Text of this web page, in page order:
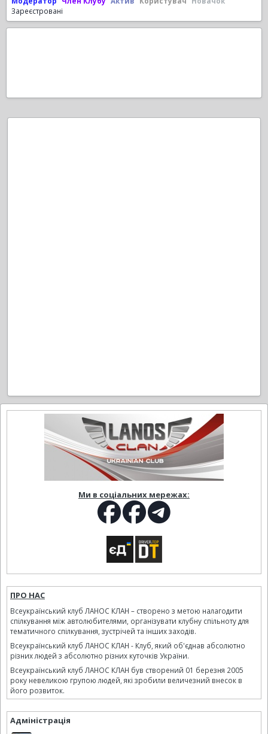
Зареєстровані
Ми в соціальних мережах:
ПРО НАС
Всеукраїнський клуб ЛАНОС КЛАН – створено з метою налагодити
спілкування між автолюбителями, організувати клубну спільноту для
тематичного спілкування, зустрічей та інших заходів.
Всеукраїнський клуб ЛАНОС КЛАН - Клуб, який об'єднав абсолютно
різних людей з абсолютно різних куточків України.
Всеукраїнський клуб ЛАНОС КЛАН був створений 01 березня 2005
року невеликою групою людей, які зробили величезний внесок в
його розвиток.
Адміністрація